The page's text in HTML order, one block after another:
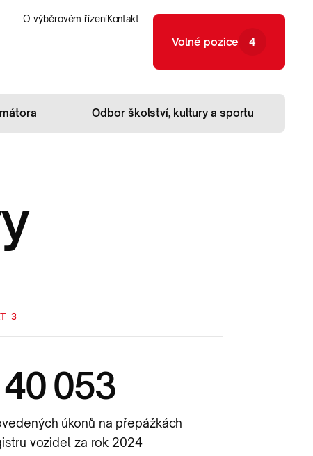
O výběrovém řízení
O výběrovém řízeníKontakt
Kontakt
Volné pozice 4
Volné pozice 4
Odbor školství, kultury a sportu
3
053
úkonů na přepážkách
vozidel za rok 2024